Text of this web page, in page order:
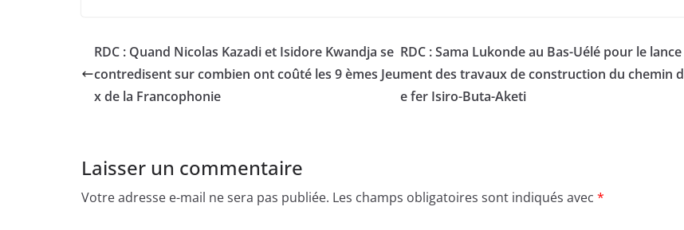
RDC : Quand Nicolas Kazadi et Isidore Kwandja se
contredisent sur combien ont coûté les 9 èmes Jeu
x de la Francophonie
RDC : Sama Lukonde au Bas-Uélé pour le lance
ment des travaux de construction du chemin d
e fer Isiro-Buta-Aketi
Laisser un commentaire
Votre adresse e-mail ne sera pas publiée. Les champs obligatoires sont indiqués avec *